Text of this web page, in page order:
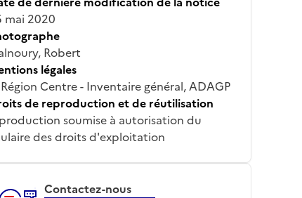
mai 2020
Robert
légales
Centre - Inventaire général, ADAGP
de reproduction et de réutilisation
soumise à autorisation du
des droits d'exploitation
Contactez-nous